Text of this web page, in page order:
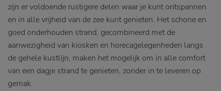
zijn er voldoende rustigere delen waar je kunt ontspannen
en in alle vrijheid van de zee kunt genieten. Het schone en
goed onderhouden strand, gecombineerd met de
aanwezigheid van kiosken en horecagelegenheden langs
de gehele kustlijn, maken het mogelijk om in alle comfort
van een dagje strand te genieten, zonder in te leveren op
gemak.